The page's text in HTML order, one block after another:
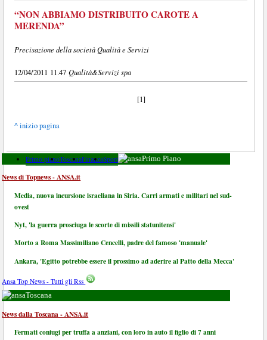
“NON ABBIAMO DISTRIBUITO CAROTE A
MERENDA”
Precisazione della società Qualità e Servizi
12/04/2011 11.47 Qualità&Servizi spa
[1]
^ inizio pagina
Primo pianoToscanaFinanzaSport Primo Piano
News di Topnews - ANSA.it
Media, nuova incursione israeliana in Siria. Carri armati e militari nel sud-
ovest
Nyt, 'la guerra prosciuga le scorte di missili statunitensi'
Morto a Roma Massimiliano Cencelli, padre del famoso 'manuale'
Ankara, 'Egitto potrebbe essere il prossimo ad aderire al Patto della Mecca'
Ansa Top News - Tutti gli Rss
Toscana
News dalla Toscana - ANSA.it
Fermati coniugi per truffa a anziani, con loro in auto il figlio di 7 anni